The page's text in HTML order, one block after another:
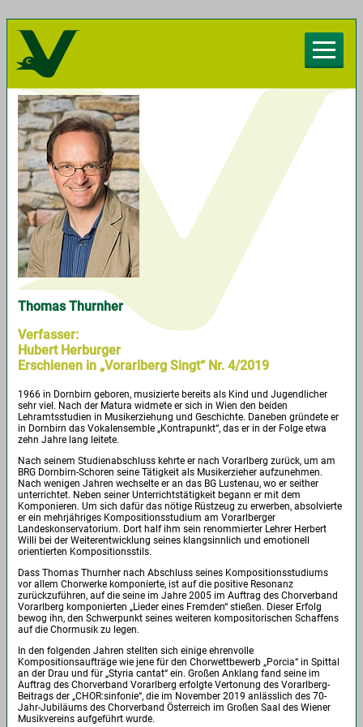
Herzlich willkommen beim Chorverband
Vorarlberg
Thomas Thurnher
Verfasser:
Hubert Herburger
Erschienen in „Vorarlberg Singt“ Nr. 4/2019
1966 in Dornbirn geboren, musizierte bereits als Kind und Jugendlicher
sehr viel. Nach der Matura widmete er sich in Wien den beiden
Lehramtsstudien in Musikerziehung und Geschichte. Daneben gründete er
in Dornbirn das Vokalensemble „Kontrapunkt“, das er in der Folge etwa
zehn Jahre lang leitete.
Nach seinem Studienabschluss kehrte er nach Vorarlberg zurück, um am
BRG Dornbirn-Schoren seine Tätigkeit als Musikerzieher aufzunehmen.
Nach wenigen Jahren wechselte er an das BG Lustenau, wo er seither
unterrichtet. Neben seiner Unterrichtstätigkeit begann er mit dem
Komponieren. Um sich dafür das nötige Rüstzeug zu erwerben, absolvierte
er ein mehrjähriges Kompositionsstudium am Vorarlberger
Landeskonservatorium. Dort half ihm sein renommierter Lehrer Herbert
Willi bei der Weiterentwicklung seines klangsinnlich und emotionell
orientierten Kompositionsstils.
Dass Thomas Thurnher nach Abschluss seines Kompositionsstudiums
vor allem Chorwerke komponierte, ist auf die positive Resonanz
zurückzuführen, auf die seine im Jahre 2005 im Auftrag des Chorverband
Vorarlberg komponierten „Lieder eines Fremden“ stießen. Dieser Erfolg
bewog ihn, den Schwerpunkt seines weiteren kompositorischen Schaffens
auf die Chormusik zu legen.
In den folgenden Jahren stellten sich einige ehrenvolle
Kompositionsaufträge wie jene für den Chorwettbewerb „Porcia“ in Spittal
an der Drau und für „Styria cantat“ ein. Großen Anklang fand seine im
Auftrag des Chorverband Vorarlberg erfolgte Vertonung des Vorarlberg-
Beitrags der „CHOR:sinfonie“, die im November 2019 anlässlich des 70-
Jahr-Jubiläums des Chorverband Österreich im Großen Saal des Wiener
Musikvereins aufgeführt wurde.